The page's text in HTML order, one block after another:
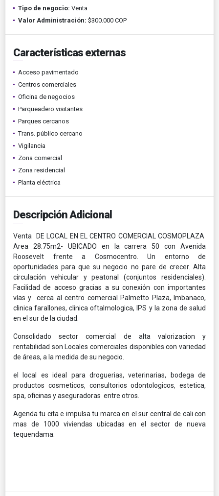
Tipo de negocio: Venta
Valor Administración: $300.000 COP
Características externas
Acceso pavimentado
Centros comerciales
Oficina de negocios
Parqueadero visitantes
Parques cercanos
Trans. público cercano
Vigilancia
Zona comercial
Zona residencial
Planta eléctrica
Descripción Adicional
Venta DE LOCAL EN EL CENTRO COMERCIAL COSMOPLAZA
Area 28.75m2- UBICADO en la carrera 50 con Avenida
Roosevelt frente a Cosmocentro. Un entorno de
oportunidades para que su negocio no pare de crecer. Alta
circulación vehicular y peatonal (conjuntos residenciales).
Facilidad de acceso gracias a su conexión con importantes
vías y cerca al centro comercial Palmetto Plaza, Imbanaco,
clinica farallones, clinica oftalmologica, IPS y la zona de salud
en el sur de la ciudad.
Consolidado sector comercial de alta valorizacion y
rentabilidad son Locales comerciales disponibles con variedad
de áreas, a la medida de su negocio.
el local es ideal para droguerias, veterinarias, bodega de
productos cosmeticos, consultorios odontologicos, estetica,
spa, oficinas y aseguradoras entre otros.
Agenda tu cita e impulsa tu marca en el sur central de cali con
mas de 1000 viviendas ubicadas en el sector de nueva
tequendama.